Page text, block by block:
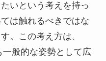
いという考えを持っ
は触れるべきではな
。この考え方は、
般的な姿勢として広